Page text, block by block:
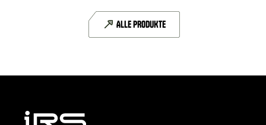
6 CAN-FD-Schnittstellen
ALLE PRODUKTE